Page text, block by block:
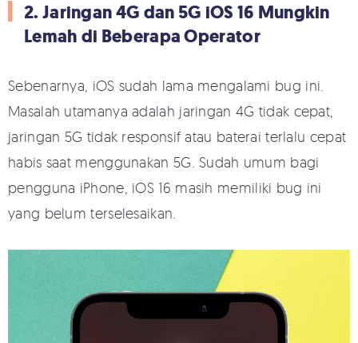
2. Jaringan 4G dan 5G iOS 16 Mungkin
Lemah di Beberapa Operator
Sebenarnya, iOS sudah lama mengalami bug ini.
Masalah utamanya adalah jaringan 4G tidak cepat,
jaringan 5G tidak responsif atau baterai terlalu cepat
habis saat menggunakan 5G. Sudah umum bagi
pengguna iPhone, iOS 16 masih memiliki bug ini
yang belum terselesaikan.